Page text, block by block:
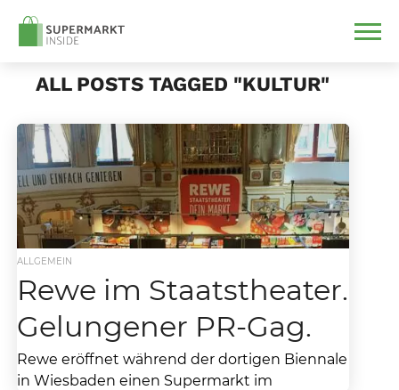
ALL POSTS TAGGED "KULTUR"
ALLGEMEIN
Rewe im Staatstheater.
Gelungener PR-Gag.
Rewe eröffnet während der dortigen Biennale
in Wiesbaden einen Supermarkt im